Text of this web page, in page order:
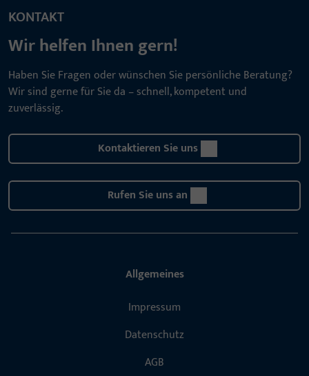
KONTAKT
Wir helfen Ihnen gern!
Haben Sie Fragen oder wünschen Sie persönliche Beratung?
Wir sind gerne für Sie da – schnell, kompetent und
zuverlässig.
Kontaktieren Sie uns
Rufen Sie uns an
Allgemeines
Impressum
Datenschutz
AGB